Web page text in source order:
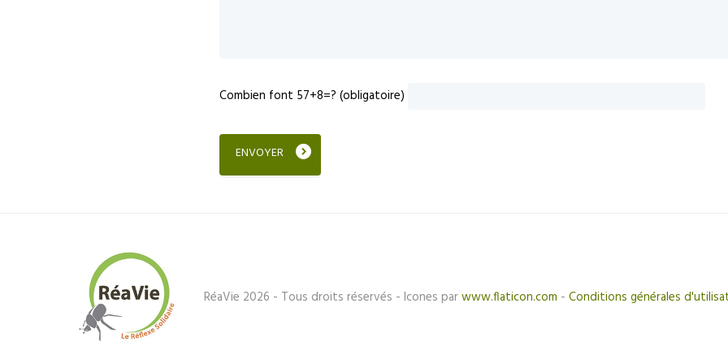
Combien font 57+8=? (obligatoire)
RéaVie 2026 - Tous droits réservés - Icones parwww.flaticon.com - Conditions générales